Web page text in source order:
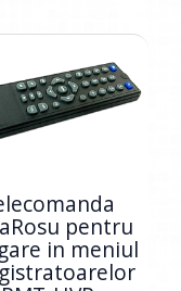
pentru
in meniul